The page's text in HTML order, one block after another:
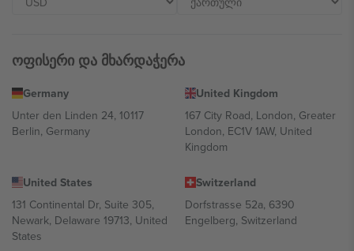
ოფისერი და მხარდაჭერა
Germany
Unter den Linden 24, 10117
Berlin, Germany
United Kingdom
167 City Road, London, Greater
London, EC1V 1AW, United
Kingdom
United States
131 Continental Dr, Suite 305,
Newark, Delaware 19713, United
States
Switzerland
Dorfstrasse 52a, 6390
Engelberg, Switzerland